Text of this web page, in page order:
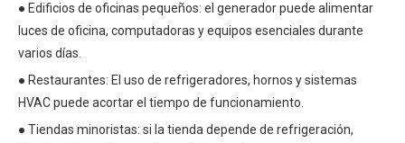
● Edificios de oficinas pequeños: el generador puede alimentar
luces de oficina, computadoras y equipos esenciales durante
varios días.
● Restaurantes: El uso de refrigeradores, hornos y sistemas
HVAC puede acortar el tiempo de funcionamiento.
● Tiendas minoristas: si la tienda depende de refrigeración,